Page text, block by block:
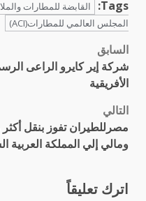
Tags:
القابضة للمطارات
المجلس العالمي للمطارات(ACI)
تصفّح
المقالات
السابق
شركة إير كايرو الراعى
الأفريقية
التالي
ومالي إلي المملكة العربية
اترك تعليقاً